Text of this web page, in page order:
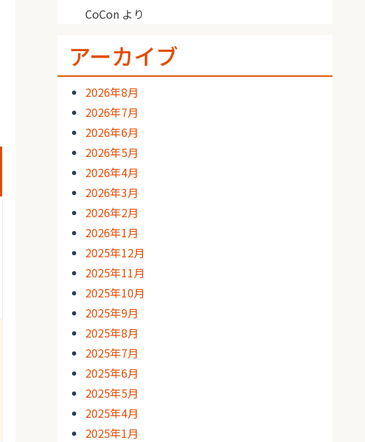
CoCon より
アーカイブ
2026年8月
2026年7月
2026年6月
2026年5月
2026年4月
2026年3月
2026年2月
2026年1月
2025年12月
2025年11月
2025年10月
2025年9月
2025年8月
2025年7月
2025年6月
2025年5月
2025年4月
2025年1月